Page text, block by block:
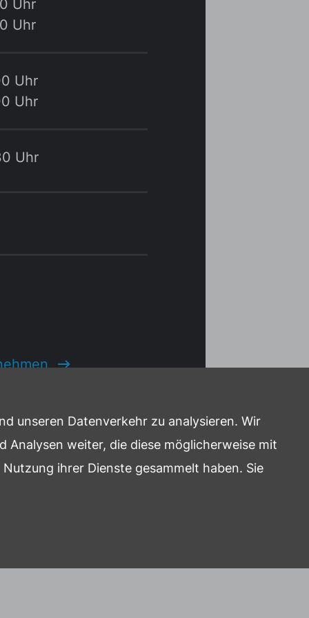
unseren Datenverkehr zu analysieren. Wir
Analysen weiter, die diese möglicherweise mit
ihrer Dienste gesammelt haben. Sie
Uhr
Uhr
Uhr
Uhr
Uhr